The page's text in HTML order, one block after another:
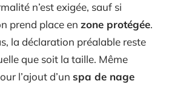
n’est exigée, sauf si
prend place en zone protégée.
la déclaration préalable reste
que soit la taille. Même
l’ajout d’un spa de nage